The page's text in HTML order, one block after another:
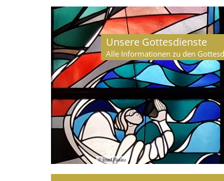
Unsere Gottesdienste
Alle Informationen zu den
© Josef Flatau